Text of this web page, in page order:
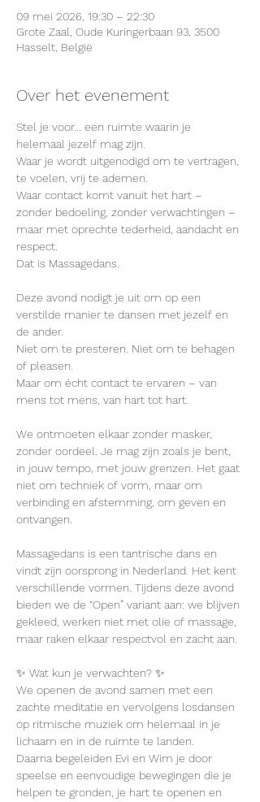
09 mei 2026, 19:30 – 22:30
Grote Zaal, Oude Kuringerbaan 93, 3500
Hasselt, België
Over het evenement
Stel je voor... een ruimte waarin je
helemaal jezelf mag zijn.
Waar je wordt uitgenodigd om te vertragen,
te voelen, vrij te ademen.
Waar contact komt vanuit het hart –
zonder bedoeling, zonder verwachtingen –
maar met oprechte tederheid, aandacht en
respect.
Dat is Massagedans.
Deze avond nodigt je uit om op een
verstilde manier te dansen met jezelf en
de ander.
Niet om te presteren. Niet om te behagen
of pleasen.
Maar om écht contact te ervaren – van
mens tot mens, van hart tot hart.
We ontmoeten elkaar zonder masker,
zonder oordeel. Je mag zijn zoals je bent,
in jouw tempo, met jouw grenzen. Het gaat
niet om techniek of vorm, maar om
verbinding en afstemming, om geven en
ontvangen.
Massagedans is een tantrische dans en
vindt zijn oorsprong in Nederland. Het kent
verschillende vormen. Tijdens deze avond
bieden we de “Open” variant aan: we blijven
gekleed, werken niet met olie of massage,
maar raken elkaar respectvol en zacht aan.
✨ Wat kun je verwachten? ✨
We openen de avond samen met een
zachte meditatie en vervolgens losdansen
op ritmische muziek om helemaal in je
lichaam en in de ruimte te landen.
Daarna begeleiden Evi en Wim je door
speelse en eenvoudige bewegingen die je
helpen te gronden, je hart te openen en